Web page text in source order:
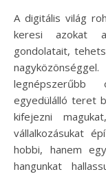
A digitális világ rohamos fejlődésével egyre több ember
keresi azokat
gondolatait,
legnépszerűbb
egyedülálló teret
kifejezni
vállalkozásukat
hobbi, hanem
hangunkat